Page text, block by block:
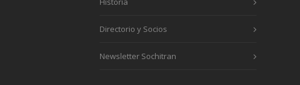
Directorio y Socios
Newsletter Sochitran